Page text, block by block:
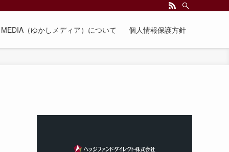
（ゆかしメディア）について 個人情報保護方針